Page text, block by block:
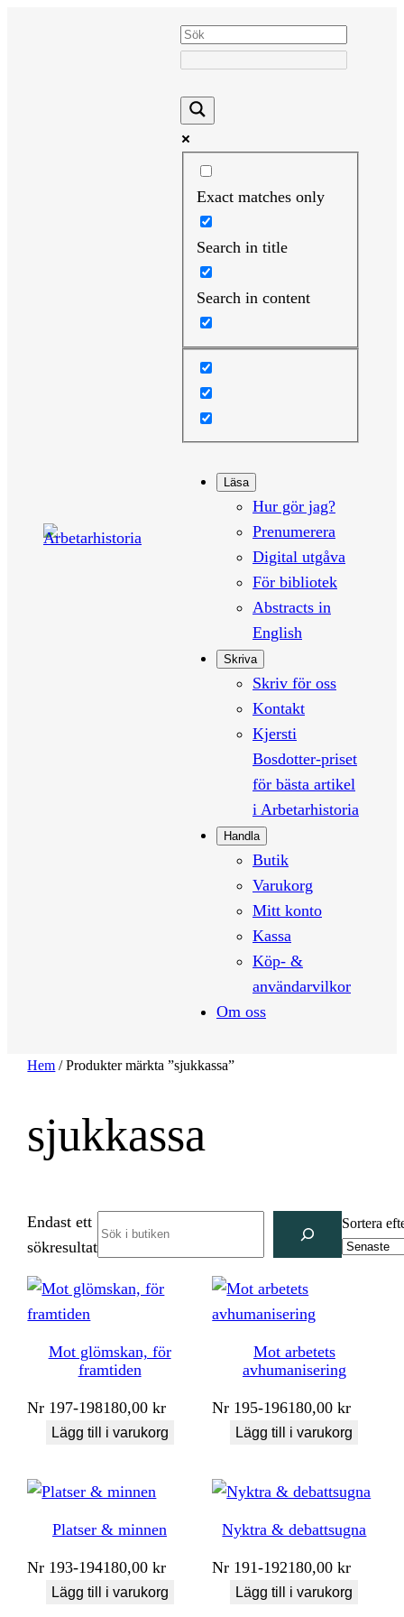
Exact matches only
Search in title
Search in content
Läsa
Hur gör jag?
Prenumerera
Digital utgåva
För bibliotek
Abstracts in
English
Skriva
Skriv för oss
Kontakt
Kjersti
Bosdotter-priset
för bästa artikel
i Arbetarhistoria
Handla
Butik
Varukorg
Mitt konto
Kassa
Köp- &
användarvilkor
Om oss
Hem / Produkter märkta ”sjukkassa”
sjukkassa
Endast ett
sökresultat
Sortera
Mot glömskan, för
framtiden
Nr 197-198180,00kr
Lägg till i varukorg
Mot arbetets
avhumanisering
Nr 195-196180,00kr
Lägg till i varukorg
Platser & minnen
Nr 193-194180,00kr
Lägg till i varukorg
Nyktra & debattsugna
Nr 191-192180,00kr
Lägg till i varukorg